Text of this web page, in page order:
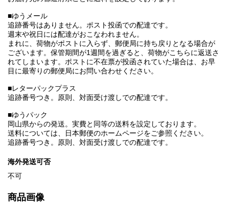
■ゆうメール
追跡番号はありません。ポスト投函での配達です。
週末や祝日には配達がおこなわれません。
まれに、荷物がポストに入らず、郵便局に持ち戻りとなる場合が
ございます。保管期間が1週間を過ぎると、荷物がこちらに返送さ
れてしまいます。ポストに不在票が投函されていた場合は、お早
目に最寄りの郵便局にお問い合わせください。
■レターパックプラス
追跡番号つき。原則、対面受け渡しでの配達です。
■ゆうパック
岡山県からの発送。実費と同等の送料を設定しております。
送料については、日本郵便のホームページをご参照ください。
追跡番号つき。原則、対面受け渡しでの配達です。
海外発送可否
不可
商品画像